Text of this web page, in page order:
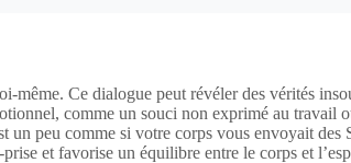
même. Ce dialogue peut révéler des vérités
comme un souci non exprimé au travail
peu comme si votre corps vous envoyait
et favorise un équilibre entre le corps et